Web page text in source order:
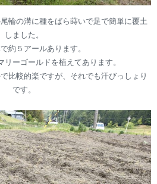
輪の溝に種をばら蒔いで足で簡単に覆土
しました。
約５アールあります。
ーゴールドを植えてあります。
比較的楽ですが、それでも汗びっしょり
です。